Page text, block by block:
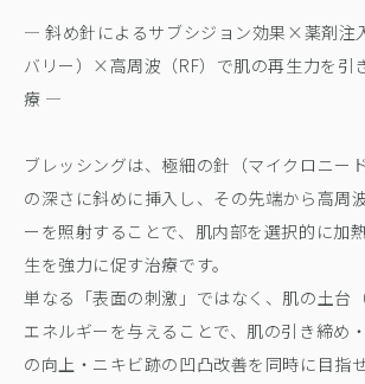
— 斜め針によるサブシジョン効果×薬剤注
バリー）×高周波（RF）で肌の再生力を引
療 —
ブレッシングは、極細の針（マイクロニー
の深さに斜めに挿入し、その先端から高周
ーを照射することで、肌内部を選択的に加
生を強力に促す治療です。
単なる「表面の刺激」ではなく、肌の土台
エネルギーを与えることで、肌の引き締め
の向上・ニキビ跡の凹凸改善を同時に目指